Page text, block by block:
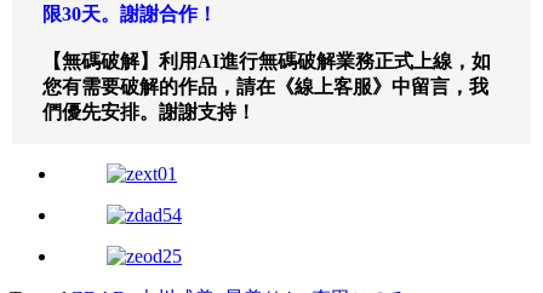
限30天。謝謝合作！
【無碼破解】利用AI進行無碼破解業務正式上線，如
您有需要破解的作品，請在《線上客服》中留言，我
們優先安排。謝謝支持！